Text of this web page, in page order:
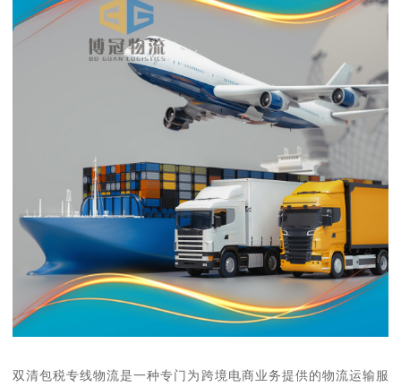
双清包税专线物流是一种专门为跨境电商业务提供的物流运输服